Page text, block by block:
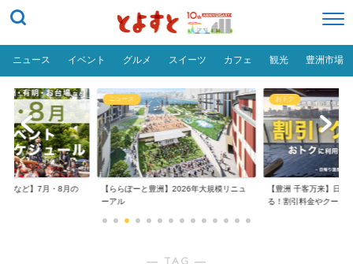
ニュース イベント グルメ スイーツ カフェ 観光 豊洲市場
場など】7月・8月の
ニュース
【ららぽーと豊洲】2026年大規模リニュ
ーアル
おトク
【豊洲 千客万来】日帰
る！割引料金やクーポ...
― TAG ―